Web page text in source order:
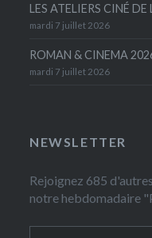
LES ATELIERS CINÉ DE
mardi 7 juillet 2026
ROMAN & CINEMA
mardi 7 juillet 2026
NEWSLETTER
Rejoignez 685
notre hebdomadaire